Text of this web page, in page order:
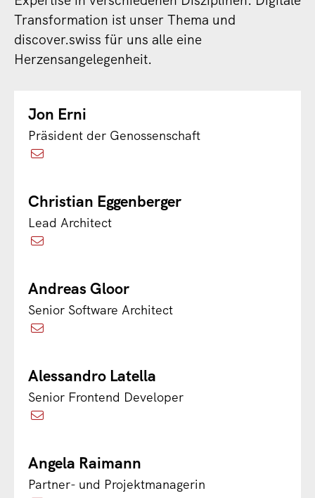
Transformation ist unser Thema und
discover.swiss für uns alle eine
Herzensangelegenheit.
Jon Erni
Präsident der Genossenschaft
Christian Eggenberger
Lead Architect
Andreas Gloor
Senior Software Architect
Alessandro Latella
Senior Frontend Developer
Angela Raimann
Partner- und Projektmanagerin